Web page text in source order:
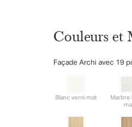
Couleurs et
Façade Archi avec 19
Blanc verni mat
Marbre